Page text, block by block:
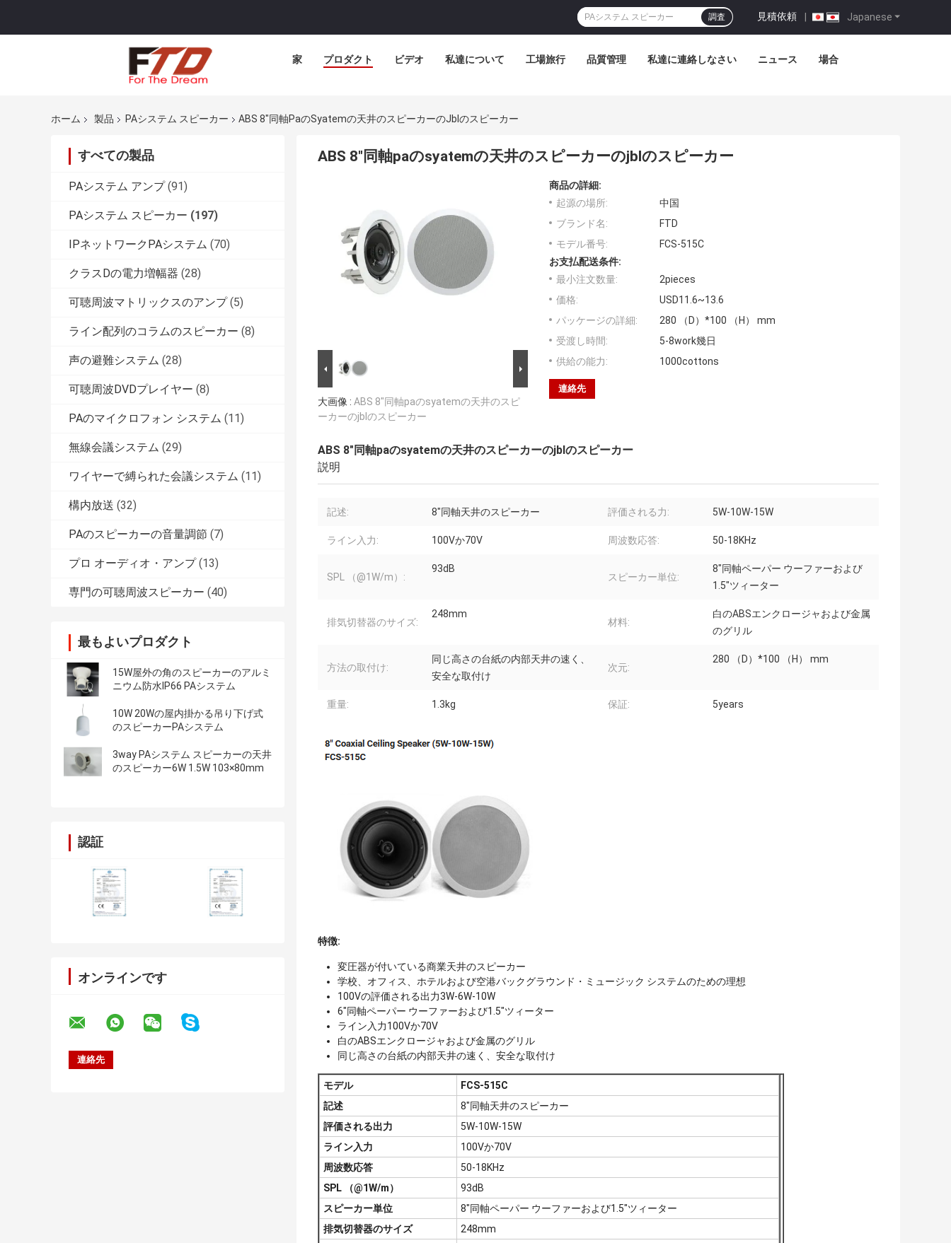
Japanese
見積依頼 |
調査
家 プロダクト ビデオ 私達について 工場旅行 品質管理 私達に連絡しなさい ニュース 場合
ホーム 製品 PAシステム スピーカー ABS 8"同軸paのsyatemの天井のスピーカーのjblのスピーカー
すべての製品
PAシステム アンプ (91)
PAシステム スピーカー (197)
IPネットワークPAシステム (70)
クラスDの電力増幅器 (28)
可聴周波マトリックスのアンプ (5)
ライン配列のコラムのスピーカー (8)
声の避難システム (28)
可聴周波DVDプレイヤー (8)
PAのマイクロフォン システム (11)
無線会議システム (29)
ワイヤーで縛られた会議システム (11)
構内放送 (32)
PAのスピーカーの音量調節 (7)
プロ オーディオ・アンプ (13)
専門の可聴周波スピーカー (40)
最もよいプロダクト
15W屋外の角のスピーカーのアルミ
ニウム防水IP66 PAシステム
10W 20Wの屋内掛かる吊り下げ式
のスピーカーPAシステム
3way PAシステム スピーカーの天井
のスピーカー6W 1.5W 103×80mm
認証
オンラインです
ABS 8"同軸paのsyatemの天井のスピーカーのjblのスピーカー
大画像 : ABS 8"同軸paのsyatemの天井のスピ
ーカーのjblのスピーカー
商品の詳細:
起源の場所:
中国
ブランド名:
FTD
モデル番号:
FCS-515C
お支払配送条件:
最小注文数量:
2pieces
価格:
USD11.6~13.6
パッケージの詳細:
280 （D）*100 （H） mm
受渡し時間:
5-8work幾日
供給の能力:
1000cottons
連絡先
ABS 8"同軸paのsyatemの天井のスピーカーのjblのスピーカー
説明
記述: 8"同軸天井のスピーカー 評価される力: 5W-10W-15W
ライン入力: 100Vか70V 周波数応答: 50-18KHz
SPL （@1W/m）:
93dB
スピーカー単位:
8"同軸ペーパー ウーファーおよび
1.5"ツィーター
排気切替器のサイズ:
248mm
材料:
白のABSエンクロージャおよび金属
のグリル
方法の取付け:
同じ高さの台紙の内部天井の速く、
安全な取付け
次元:
280 （D）*100 （H） mm
重量: 1.3kg 保証: 5years
特徴:
変圧器が付いている商業天井のスピーカー
学校、オフィス、ホテルおよび空港バックグラウンド・ミュージック システムのための理想
100Vの評価される出力3W-6W-10W
6"同軸ペーパー ウーファーおよび1.5"ツィーター
ライン入力100Vか70V
白のABSエンクロージャおよび金属のグリル
同じ高さの台紙の内部天井の速く、安全な取付け
モデル
FCS-515C
記述
8"同軸天井のスピーカー
評価される出力
5W-10W-15W
ライン入力
100Vか70V
周波数応答
50-18KHz
SPL （@1W/m）
93dB
スピーカー単位
8"同軸ペーパー ウーファーおよび1.5"ツィーター
排気切替器のサイズ
248mm